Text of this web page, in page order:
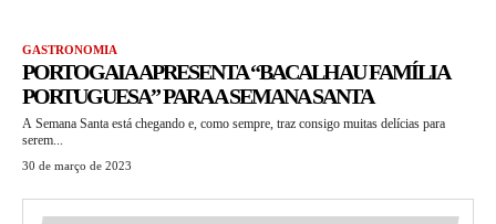
GASTRONOMIA
PORTOGAIA APRESENTA “BACALHAU FAMÍLIA
PORTUGUESA” PARA A SEMANA SANTA
A Semana Santa está chegando e, como sempre, traz consigo muitas delícias para
serem...
30 de março de 2023